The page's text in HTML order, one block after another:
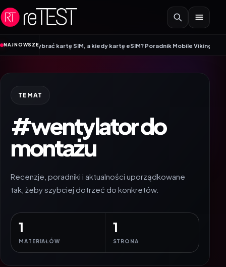
Przejdź do treści
NAJNOWSZE
wybrać kartę SIM, a kiedy kartę eSIM? Poradnik Mobile Vikings•Wracamy
TEMAT
#wentylator do
montażu
Recenzje, poradniki i aktualności uporządkowane
tak, żeby szybciej dotrzeć do konkretów.
1
MATERIAŁÓW
1
STRONA